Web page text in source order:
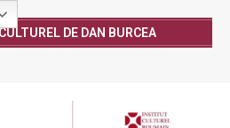
DE DAN BURCEA